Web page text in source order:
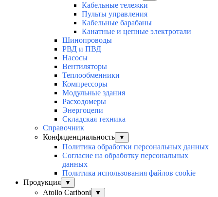
Кабельные тележки
Пульты управления
Кабельные барабаны
Канатные и цепные электротали
Шинопроводы
РВД и ПВД
Насосы
Вентиляторы
Теплообменники
Компрессоры
Модульные здания
Расходомеры
Энергоцепи
Складская техника
Справочник
Конфиденциальность
▼
Политика обработки персональных данных
Согласие на обработку персональных
данных
Политика использования файлов cookie
Продукция
▼
Atollo Cariboni ▼